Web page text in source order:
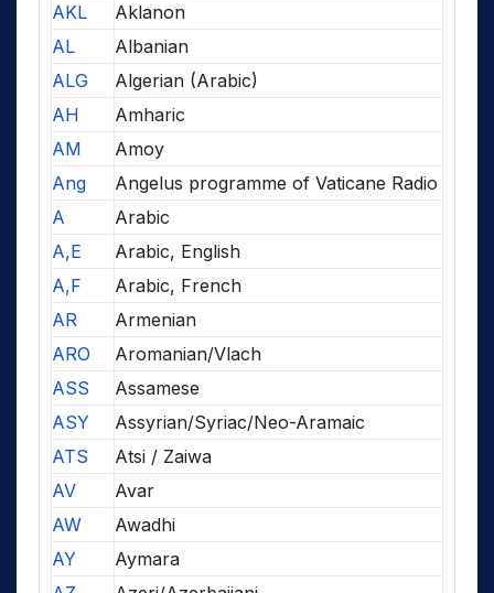
AKL
Aklanon
AL
Albanian
ALG
Algerian (Arabic)
AH
Amharic
AM
Amoy
Ang
Angelus programme of Vaticane Radio
A
Arabic
A,E
Arabic, English
A,F
Arabic, French
AR
Armenian
ARO
Aromanian/Vlach
ASS
Assamese
ASY
Assyrian/Syriac/Neo-Aramaic
ATS
Atsi / Zaiwa
AV
Avar
AW
Awadhi
AY
Aymara